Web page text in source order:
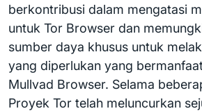
berkontribusi dalam mengatasi
untuk Tor Browser dan
sumber daya khusus untuk
yang diperlukan yang
Mullvad Browser. Selama
Proyek Tor telah meluncurkan